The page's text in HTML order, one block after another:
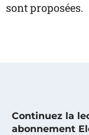
sont proposées.
Continuez la
abonnement